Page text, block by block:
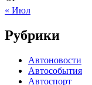
« Июл
Рубрики
Автоновости
Автособытия
Автоспорт